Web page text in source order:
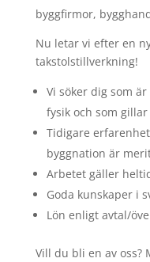
byggfirmor,
Nu letar vi efter en
takstolstillverkning!
Vi söker dig som
fysik och som
Tidigare
byggnation är
Arbetet gäller
Goda kunskaper i
Lön enligt avtal/
Vill du bli en av oss?